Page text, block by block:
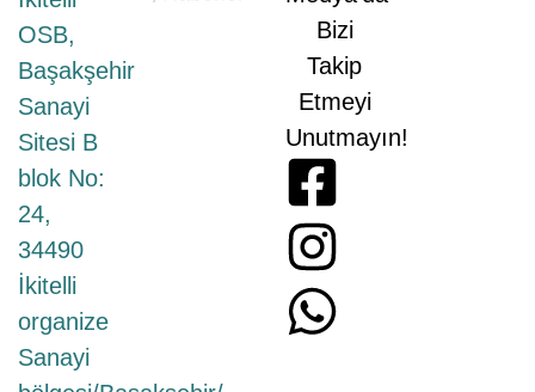
OSB,
Başakşehir
Sanayi
Sitesi B
blok No:
24,
34490
İkitelli
organize
Sanayi
Bizi
Takip
Etmeyi
Unutmayın!